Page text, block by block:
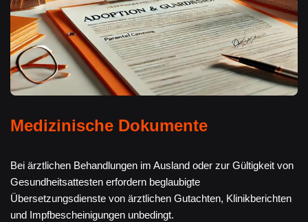
Medizinische Dokumente
Bei ärztlichen Behandlungen im Ausland oder zur Gültigkeit von
Gesundheitsattesten erfordern beglaubigte
Übersetzungsdienste von ärztlichen Gutachten, Klinikberichten
und Impfbescheinigungen unbedingt.